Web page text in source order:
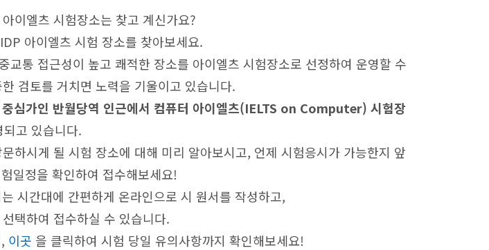
이엘츠 시험장소는 찾고 계신가요?
아이엘츠 시험 장소를 찾아보세요.
통 접근성이 높고 쾌적한 장소를 아이엘츠 시험장소로 선정하여 운영할 수
검토를 거치면 노력을 기울이고 있습니다.
중심가인 반월당역 인근에서 컴퓨터 아이엘츠(IELTS on Computer) 시험장
되고 있습니다.
하시게 될 시험 장소에 대해 미리 알아보시고, 언제 시험응시가 가능한지 앞
일정을 확인하여 접수해보세요!
시간대에 간편하게 온라인으로 시 원서를 작성하고,
택하여 접수하실 수 있습니다.
이곳 을 클릭하여 시험 당일 유의사항까지 확인해보세요!